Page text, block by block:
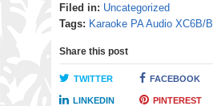
Filed in: Uncategorized
Tags: Karaoke PA Audio XC6B/B
Share this post
TWITTER FACEBOOK
LINKEDIN PINTEREST